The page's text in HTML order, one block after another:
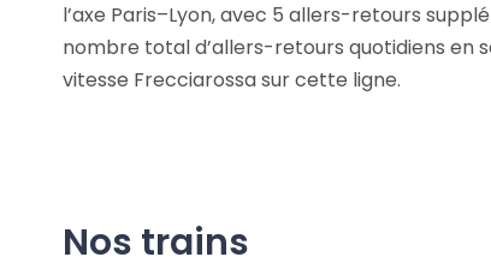
l’axe Paris–Lyon, avec 5 allers-retours
nombre total d’allers-retours quotidiens en
vitesse Frecciarossa sur cette ligne.
Nos trains